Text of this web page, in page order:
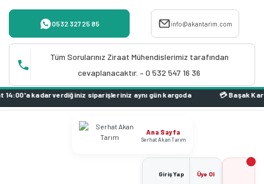
0532 327 25 85 info@akantarim.com
Tüm Sorularınız Ziraat Mühendislerimiz tarafından
cevaplanacaktır. – 0 532 547 16 36
kadar verdiğiniz siparişleriniz aynı gün kargoda
Ana Sayfa
Serhat Akan Tarım
Giriş Yap Üye Ol